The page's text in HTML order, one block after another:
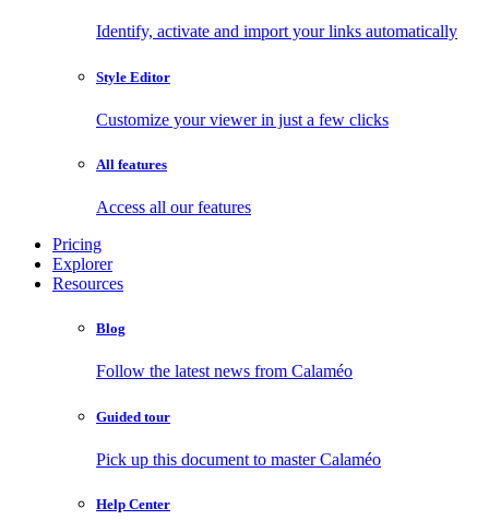
Identify, activate and import your links automatically
Style Editor
Customize your viewer in just a few clicks
All features
Access all our features
Pricing
Explorer
Resources
Blog
Follow the latest news from Calaméo
Guided tour
Pick up this document to master Calaméo
Help Center